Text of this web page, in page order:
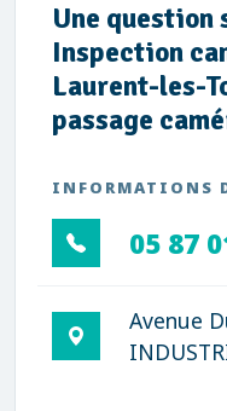
Une question
Inspection
Laurent-les-
passage
INFORMATIONS
05 87
Avenue